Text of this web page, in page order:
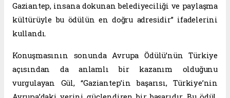
Gaziantep, insana dokunan belediyeciliği ve paylaşma
kültürüyle bu ödülün en doğru adresidir” ifadelerini
kullandı.
Konuşmasının sonunda Avrupa Ödülü’nün Türkiye
açısından da anlamlı bir kazanım olduğunu
vurgulayan Gül, “Gaziantep’in başarısı, Türkiye’nin